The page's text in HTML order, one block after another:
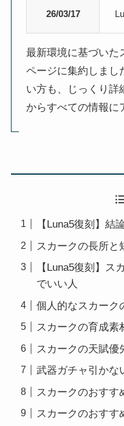
26/03/17
最新環境に基づいた
ページに集約しまし
い方も、じっくり詳
からすべての情報に
【Luna5復刻】結
スカークの長所と
【Luna5復刻】ス
でいい人
個人的なスカーク
スカークの育成素
スカークの天賦優
武器ガチャ引かな
スカークのおすす
スカークのおすす